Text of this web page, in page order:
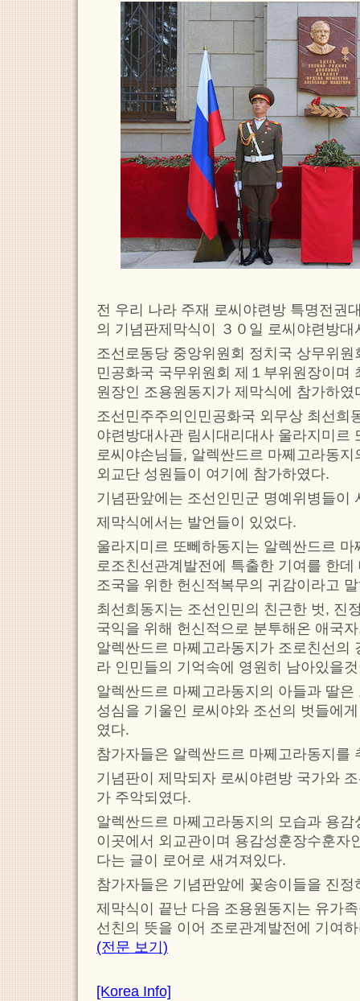
전 우리 나라 주재 로씨야련방 특명전권
의 기념판제막식이 ３０일 로씨야련방
조선로동당 중앙위원회 정치국 상무위
민공화국 국무위원회 제１부위원장이며
원장인 조용원동지가 제막식에 참가하였
조선민주주의인민공화국 외무상 최선희
야련방대사관 림시대리대사 울라지미르
로씨야손님들, 알렉싼드르 마쩨고라동
외교단 성원들이 여기에 참가하였다.
기념판앞에는 조선인민군 명예위병들이
제막식에서는 발언들이 있었다.
울라지미르 또뻬하동지는 알렉싼드르
로조친선관계발전에 특출한 기여를 한
조국을 위한 헌신적복무의 귀감이라고
최선희동지는 조선인민의 친근한 벗, 진
국익을 위해 헌신적으로 분투해온 애국
알렉싼드르 마쩨고라동지가 조로친선의
라 인민들의 기억속에 영원히 남아있을
알렉싼드르 마쩨고라동지의 아들과 딸
성심을 기울인 로씨야와 조선의 벗들에
였다.
참가자들은 알렉싼드르 마쩨고라동지를
기념판이 제막되자 로씨야련방 국가와
가 주악되였다.
알렉싼드르 마쩨고라동지의 모습과 용
이곳에서 외교관이며 용감성훈장수훈자
다는 글이 로어로 새겨져있다.
참가자들은 기념판앞에 꽃송이들을 진정
제막식이 끝난 다음 조용원동지는 유가
선친의 뜻을 이어 조로관계발전에 기여
(전문 보기)
[Korea Info]